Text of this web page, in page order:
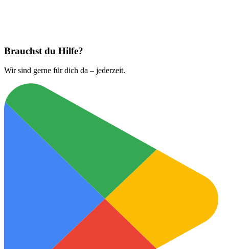
Brauchst du Hilfe?
Wir sind gerne für dich da – jederzeit.